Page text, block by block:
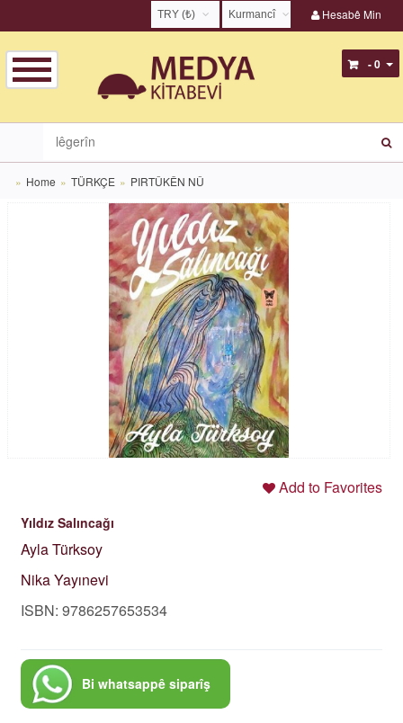
Hesabê Min
Kurmancî
Türkçe
Zazakî
TRY (₺)
EUR (€)
TRY (₺)
GBP (£)
- 0
Home TÜRKÇE PIRTÛKÊN NÛ
Add to Favorites
Yıldız Salıncağı
Ayla Türksoy
Nika Yayınevi
ISBN: 9786257653534
Bi whatsappê siparîş